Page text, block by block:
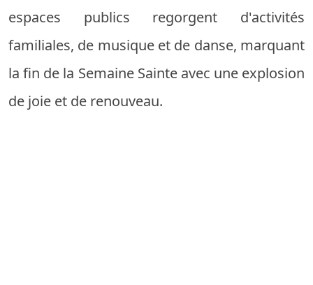
espaces publics regorgent d'activités
familiales, de musique et de danse, marquant
la fin de la Semaine Sainte avec une explosion
de joie et de renouveau.